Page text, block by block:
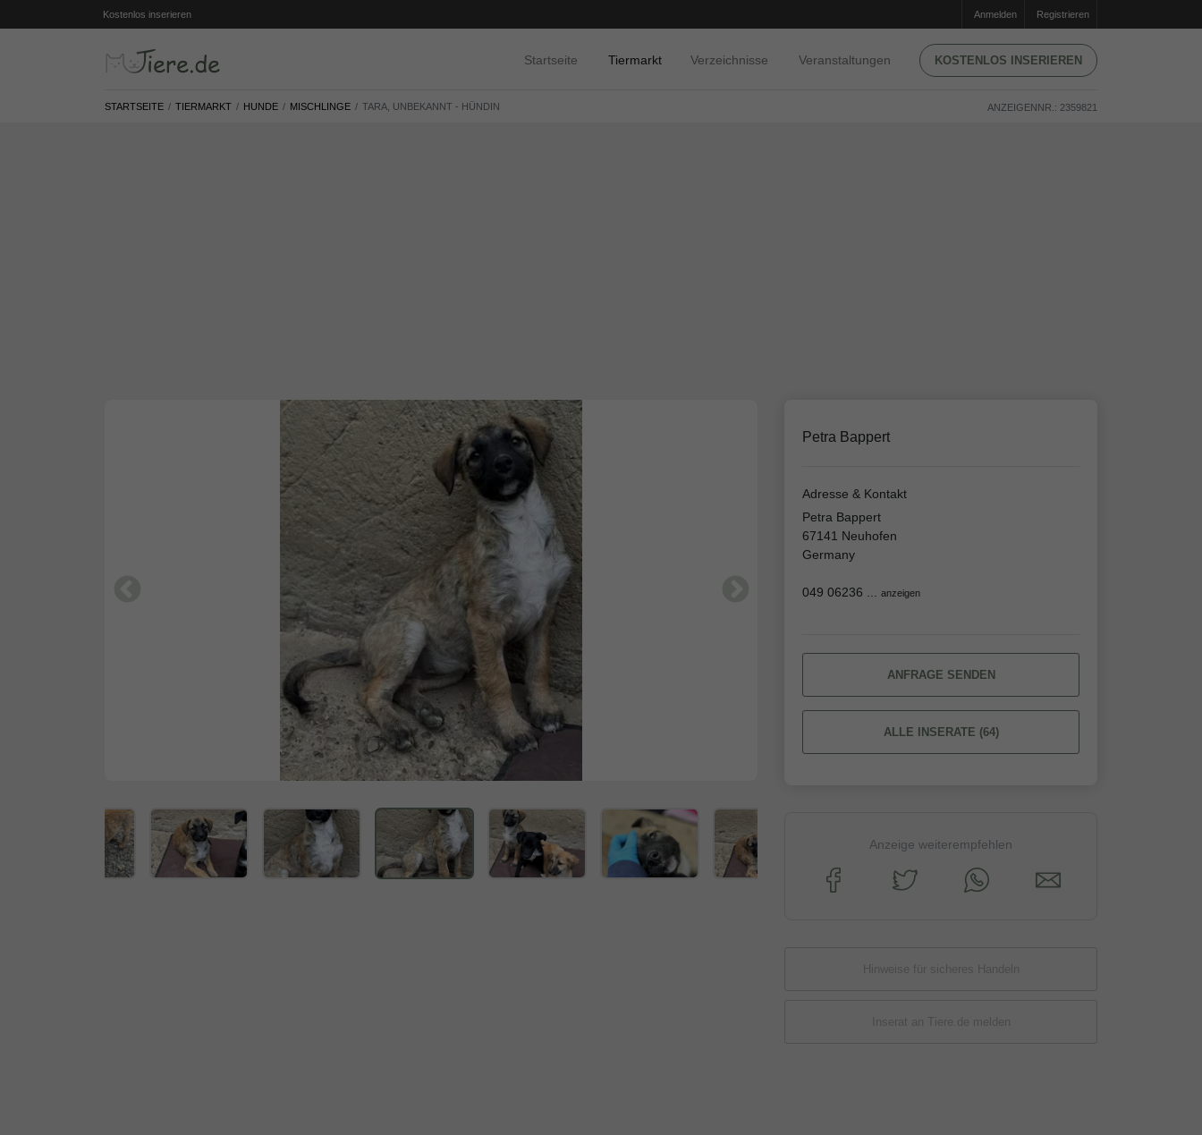
Kostenlos inserieren Anmelden Registrieren
Startseite Tiermarkt Verzeichnisse Veranstaltungen KOSTENLOS INSERIEREN
STARTSEITE TIERMARKT HUNDE MISCHLINGE TARA, UNBEKANNT - HÜNDIN ANZEIGENNR.: 2359821
Petra Bappert
Adresse & Kontakt
Petra Bappert
67141 Neuhofen
Germany
049 06236 ... anzeigen
ANFRAGE SENDEN
ALLE INSERATE (64)
Anzeige weiterempfehlen
Hinweise für sicheres Handeln
Inserat an Tiere.de melden